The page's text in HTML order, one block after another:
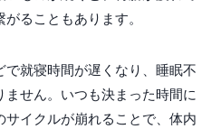
ることもあります。
就寝時間が遅くなり、睡眠不
せん。いつも決まった時間に
イクルが崩れることで、体内